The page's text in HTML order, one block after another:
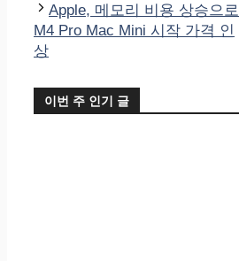
리
Apple, 메모리 비용 상승으로
M4 Pro Mac Mini 시작 가격 인
상
이번 주 인기 글